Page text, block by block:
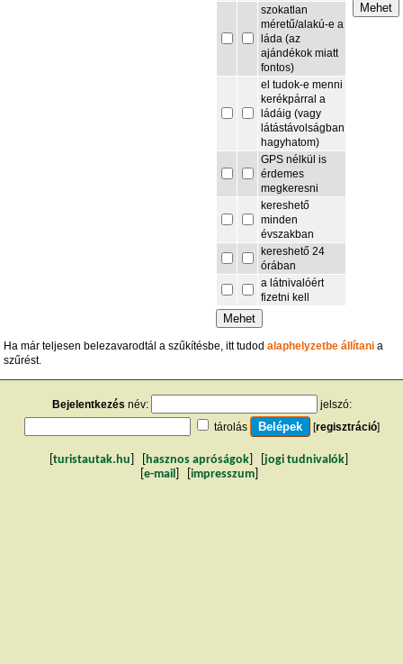
szokatlan
méretű/alakú-e a
láda (az
ajándékok miatt
fontos)
el tudok-e menni
kerékpárral a
ládáig (vagy
látástávolságban
hagyhatom)
GPS nélkül is
érdemes
megkeresni
kereshető
minden
évszakban
kereshető 24
órában
a látnivalóért
fizetni kell
Ha már teljesen belezavarodtál a szűkítésbe, itt tudodalaphelyzetbe állítani a
szűrést.
Bejelentkezés név:
jelszó:
tárolás
[regisztráció]
turistautak.hu hasznos apróságok jogi tudnivalók
e-mail impresszum]